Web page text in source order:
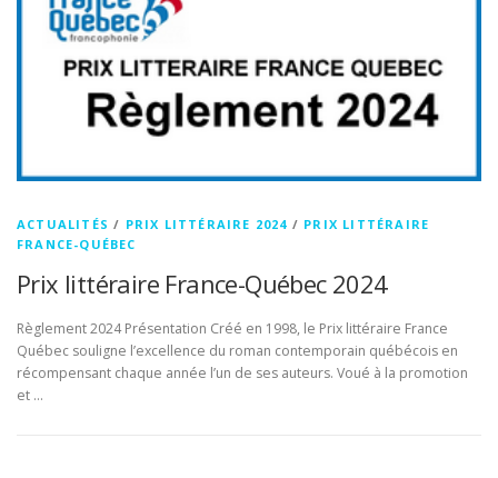
ACTUALITÉS / PRIX LITTÉRAIRE 2024 / PRIX LITTÉRAIRE
FRANCE-QUÉBEC
Prix littéraire France-Québec 2024
Règlement 2024 Présentation Créé en 1998, le Prix littéraire France
Québec souligne l’excellence du roman contemporain québécois en
récompensant chaque année l’un de ses auteurs. Voué à la promotion
et …